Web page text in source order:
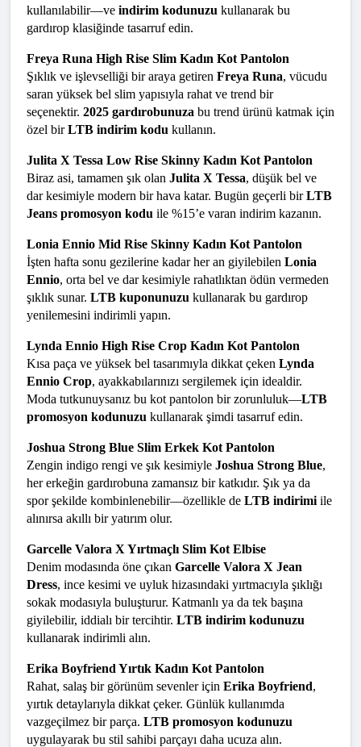
kullanılabilir—ve indirim kodunuzu kullanarak bu
gardırop klasiğinde tasarruf edin.
Freya Runa High Rise Slim Kadın Kot Pantolon
Şıklık ve işlevselliği bir araya getiren Freya Runa, vücudu
saran yüksek bel slim yapısıyla rahat ve trend bir
seçenektir. 2025 gardırobunuza bu trend ürünü katmak için
özel bir LTB indirim kodu kullanın.
Julita X Tessa Low Rise Skinny Kadın Kot Pantolon
Biraz asi, tamamen şık olan Julita X Tessa, düşük bel ve
dar kesimiyle modern bir hava katar. Bugün geçerli bir LTB
Jeans promosyon kodu ile %15’e varan indirim kazanın.
Lonia Ennio Mid Rise Skinny Kadın Kot Pantolon
İşten hafta sonu gezilerine kadar her an giyilebilen Lonia
Ennio, orta bel ve dar kesimiyle rahatlıktan ödün vermeden
şıklık sunar. LTB kuponunuzu kullanarak bu gardırop
yenilemesini indirimli yapın.
Lynda Ennio High Rise Crop Kadın Kot Pantolon
Kısa paça ve yüksek bel tasarımıyla dikkat çeken Lynda
Ennio Crop, ayakkabılarınızı sergilemek için idealdir.
Moda tutkunuysanız bu kot pantolon bir zorunluluk—LTB
promosyon kodunuzu kullanarak şimdi tasarruf edin.
Joshua Strong Blue Slim Erkek Kot Pantolon
Zengin indigo rengi ve şık kesimiyle Joshua Strong Blue,
her erkeğin gardırobuna zamansız bir katkıdır. Şık ya da
spor şekilde kombinlenebilir—özellikle de LTB indirimi ile
alınırsa akıllı bir yatırım olur.
Garcelle Valora X Yırtmaçlı Slim Kot Elbise
Denim modasında öne çıkan Garcelle Valora X Jean
Dress, ince kesimi ve uyluk hizasındaki yırtmacıyla şıklığı
sokak modasıyla buluşturur. Katmanlı ya da tek başına
giyilebilir, iddialı bir tercihtir. LTB indirim kodunuzu
kullanarak indirimli alın.
Erika Boyfriend Yırtık Kadın Kot Pantolon
Rahat, salaş bir görünüm sevenler için Erika Boyfriend,
yırtık detaylarıyla dikkat çeker. Günlük kullanımda
vazgeçilmez bir parça. LTB promosyon kodunuzu
uygulayarak bu stil sahibi parçayı daha ucuza alın.